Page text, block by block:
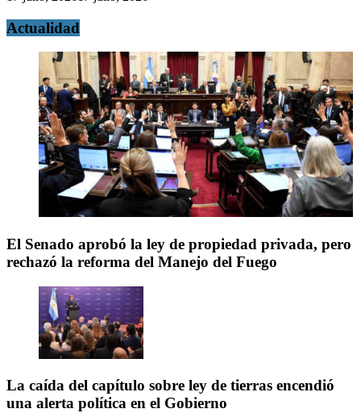
Actualidad
El Senado aprobó la ley de propiedad privada, pero
rechazó la reforma del Manejo del Fuego
La caída del capítulo sobre ley de tierras encendió
una alerta política en el Gobierno